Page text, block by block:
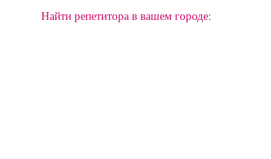
Найти репетитора в вашем городе: